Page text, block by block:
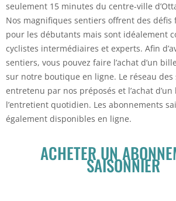
seulement 15 minutes du centre-ville
Nos magnifiques sentiers offrent des défis
pour les débutants mais sont idéalement
cyclistes intermédiaires et experts. Afin
sentiers, vous pouvez faire l’achat d’un
sur notre boutique en ligne. Le réseau des
entretenu par nos préposés et l’achat
l’entretient quotidien. Les abonnements
également disponibles en ligne.
ACHETER UN
SAISONNIER